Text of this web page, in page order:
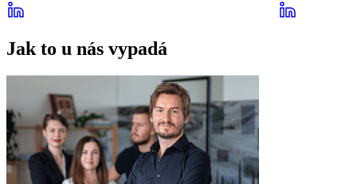
Jak to u nás vypadá